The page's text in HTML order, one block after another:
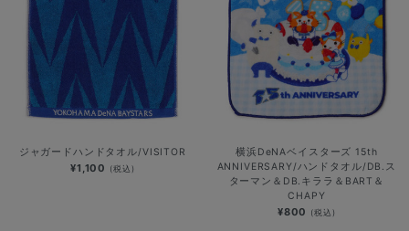
ジャガードハンドタオル/VISITOR
¥1,100 (税込)
横浜DeNAベイスターズ 15th
ANNIVERSARY/ハンドタオル/DB.ス
ターマン＆DB.キララ＆BART＆
CHAPY
¥800 (税込)